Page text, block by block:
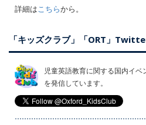
詳細はこちらから。
「キッズクラブ」「ORT」
児童英語教育に関する国内イ
を発信しています。